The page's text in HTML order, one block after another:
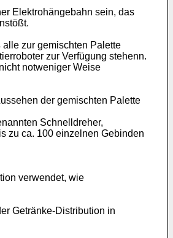
Elektrohängebahn sein, das
zur gemischten Palette
zur Verfügung stehenn.
notweniger Weise
der gemischten Palette
Schnelldreher,
zu ca. 100 einzelnen Gebinden
verwendet, wie
Getränke-Distribution in